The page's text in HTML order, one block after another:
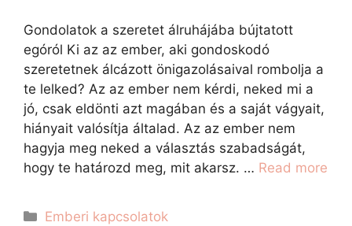
Gondolatok a szeretet álruhájába bújtatott
egóról Ki az az ember, aki gondoskodó
szeretetnek álcázott önigazolásaival rombolja a
te lelked? Az az ember nem kérdi, neked mi a
jó, csak eldönti azt magában és a saját vágyait,
hiányait valósítja általad. Az az ember nem
hagyja meg neked a választás szabadságát,
hogy te határozd meg, mit akarsz. … Read more
Emberi kapcsolatok